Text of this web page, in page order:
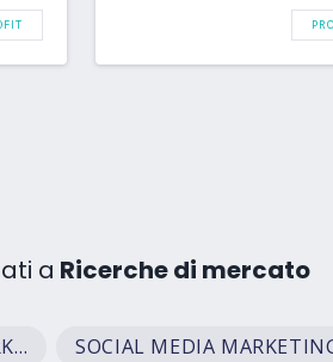
a Ricerche di mercato
CAMPAGNE E STRATEGIE DI MARKETING SOCIAL MEDIA